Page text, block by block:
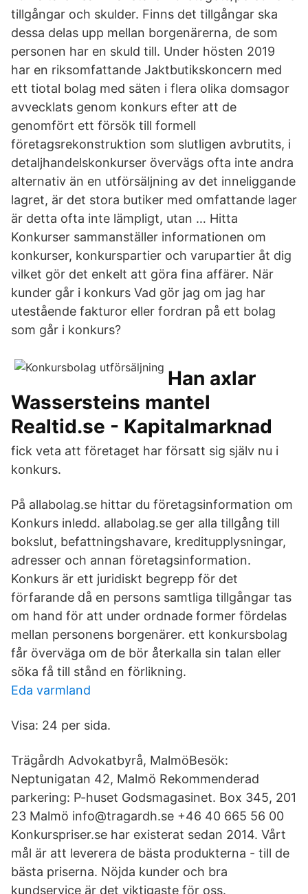
tillgångar och skulder. Finns det tillgångar ska
dessa delas upp mellan borgenärerna, de som
personen har en skuld till. Under hösten 2019
har en riksomfattande Jaktbutikskoncern med
ett tiotal bolag med säten i flera olika domsagor
avvecklats genom konkurs efter att de
genomfört ett försök till formell
företagsrekonstruktion som slutligen avbrutits, i
detaljhandelskonkurser övervägs ofta inte andra
alternativ än en utförsäljning av det inneliggande
lagret, är det stora butiker med omfattande lager
är detta ofta inte lämpligt, utan … Hitta
Konkurser sammanställer informationen om
konkurser, konkurspartier och varupartier åt dig
vilket gör det enkelt att göra fina affärer. När
kunder går i konkurs Vad gör jag om jag har
utestående fakturor eller fordran på ett bolag
som går i konkurs?
Han axlar
Wassersteins mantel
Realtid.se - Kapitalmarknad
fick veta att företaget har försatt sig själv nu i
konkurs.
På allabolag.se hittar du företagsinformation om
Konkurs inledd. allabolag.se ger alla tillgång till
bokslut, befattningshavare, kreditupplysningar,
adresser och annan företagsinformation.
Konkurs är ett juridiskt begrepp för det
förfarande då en persons samtliga tillgångar tas
om hand för att under ordnade former fördelas
mellan personens borgenärer. ett konkursbolag
får överväga om de bör återkalla sin talan eller
söka få till stånd en förlikning.
Eda varmland
Visa: 24 per sida.
Trägårdh Advokatbyrå, MalmöBesök:
Neptunigatan 42, Malmö Rekommenderad
parkering: P-huset Godsmagasinet. Box 345, 201
23 Malmö info@tragardh.se +46 40 665 56 00
Konkurspriser.se har existerat sedan 2014. Vårt
mål är att leverera de bästa produkterna - till de
bästa priserna. Nöjda kunder och bra
kundservice är det viktigaste för oss.